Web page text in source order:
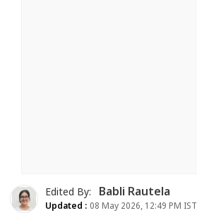
Edited By: Babli Rautela
Updated : 08 May 2026, 12:49 PM IST